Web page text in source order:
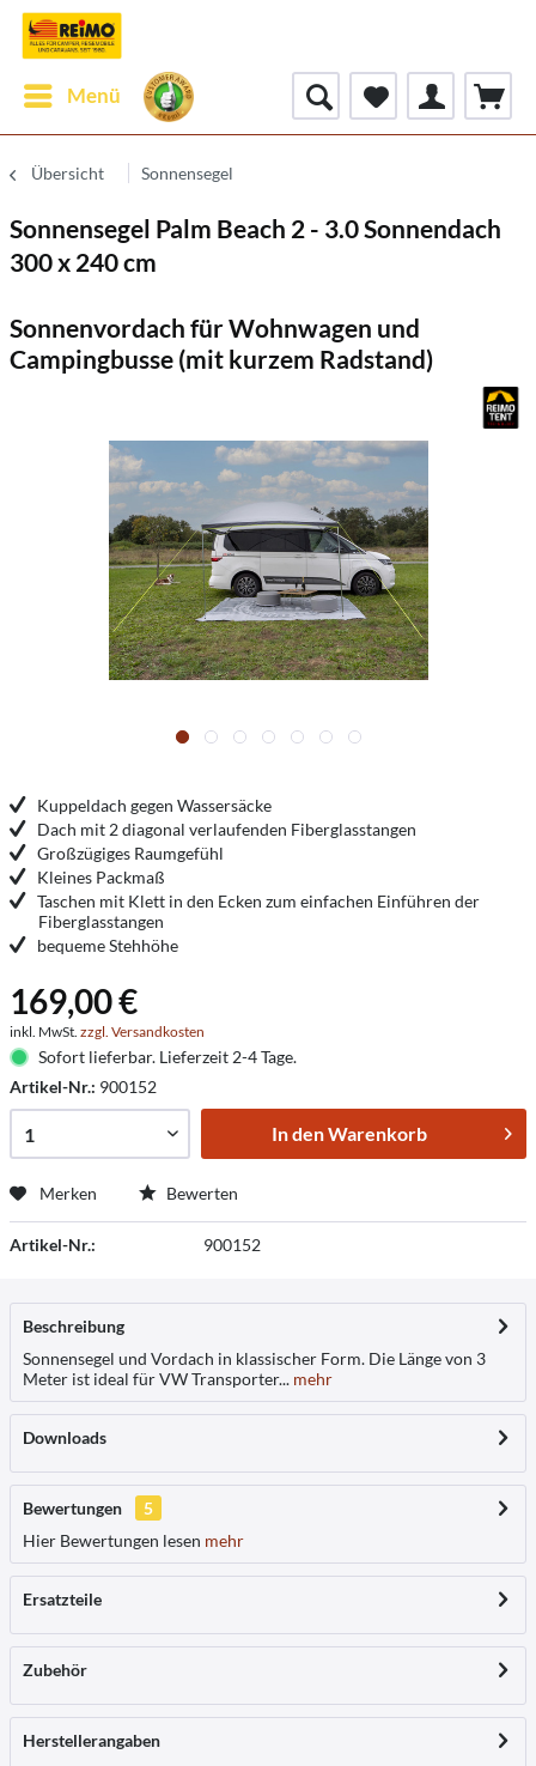
Menü
Übersicht Sonnensegel
Sonnensegel Palm Beach 2 - 3.0 Sonnendach
300 x 240 cm
Sonnenvordach für Wohnwagen und
Campingbusse (mit kurzem Radstand)
Kuppeldach gegen Wassersäcke
Dach mit 2 diagonal verlaufenden Fiberglasstangen
Großzügiges Raumgefühl
Kleines Packmaß
Taschen mit Klett in den Ecken zum einfachen Einführen der
Fiberglasstangen
bequeme Stehhöhe
169,00 €
inkl. MwSt. zzgl. Versandkosten
Sofort lieferbar. Lieferzeit 2-4 Tage.
Artikel-Nr.: 900152
In denWarenkorb
Merken Bewerten
Artikel-Nr.: 900152
Beschreibung
Sonnensegel und Vordach in klassischer Form. Die Länge von 3
Meter ist ideal für VW Transporter... mehr
Downloads
Bewertungen
5
Hier Bewertungen lesen mehr
Ersatzteile
Zubehör
Herstellerangaben